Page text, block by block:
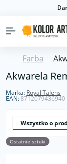
Farba
Akwarela
Marka: Royal Talens
EAN:8712079436940
Wszystko o
Ostatnie sztuki